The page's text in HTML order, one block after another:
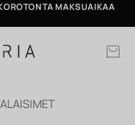
MAKSUAIKAA